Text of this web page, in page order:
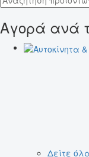
Αγορά ανά
Δείτε